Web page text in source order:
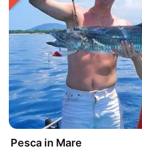
Pesca in Mare